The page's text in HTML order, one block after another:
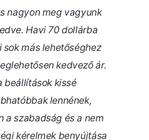
nagyon meg vagyunk
Havi 70 dollárba
sok más lehetőséghez
kedvező ár.
beállítások kissé
lennének,
a szabadság és a nem
kérelmek benyújtása